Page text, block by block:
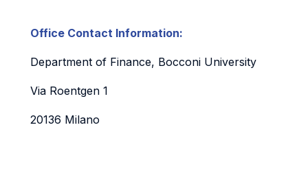
Office Contact Information:
Department of Finance, Bocconi University
Via Roentgen 1
20136 Milano